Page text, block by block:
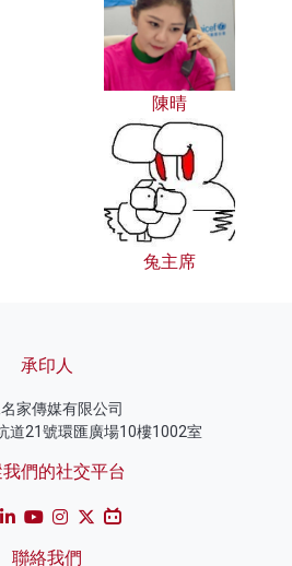
陳晴
兔主席
承印人
家傳媒有限公司
道21號環匯廣場10樓1002室
們的社交平台
聯絡我們